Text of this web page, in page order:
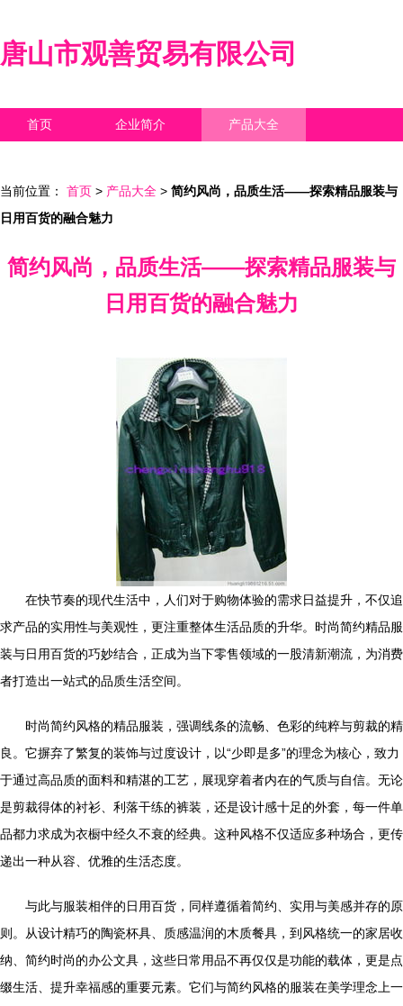
唐山市观善贸易有限公司
首页 企业简介 产品大全
当前位置： 首页 > 产品大全 > 简约风尚，品质生活——探索精品服装与
日用百货的融合魅力
简约风尚，品质生活——探索精品服装与
日用百货的融合魅力
在快节奏的现代生活中，人们对于购物体验的需求日益提升，不仅追
求产品的实用性与美观性，更注重整体生活品质的升华。时尚简约精品服
装与日用百货的巧妙结合，正成为当下零售领域的一股清新潮流，为消费
者打造出一站式的品质生活空间。
时尚简约风格的精品服装，强调线条的流畅、色彩的纯粹与剪裁的精
良。它摒弃了繁复的装饰与过度设计，以“少即是多”的理念为核心，致力
于通过高品质的面料和精湛的工艺，展现穿着者内在的气质与自信。无论
是剪裁得体的衬衫、利落干练的裤装，还是设计感十足的外套，每一件单
品都力求成为衣橱中经久不衰的经典。这种风格不仅适应多种场合，更传
递出一种从容、优雅的生活态度。
与此与服装相伴的日用百货，同样遵循着简约、实用与美感并存的原
则。从设计精巧的陶瓷杯具、质感温润的木质餐具，到风格统一的家居收
纳、简约时尚的办公文具，这些日常用品不再仅仅是功能的载体，更是点
缀生活、提升幸福感的重要元素。它们与简约风格的服装在美学理念上一